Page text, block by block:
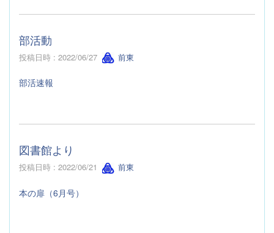
部活動
投稿日時 : 2022/06/27 前東
部活速報
図書館より
投稿日時 : 2022/06/21 前東
本の扉（6月号）